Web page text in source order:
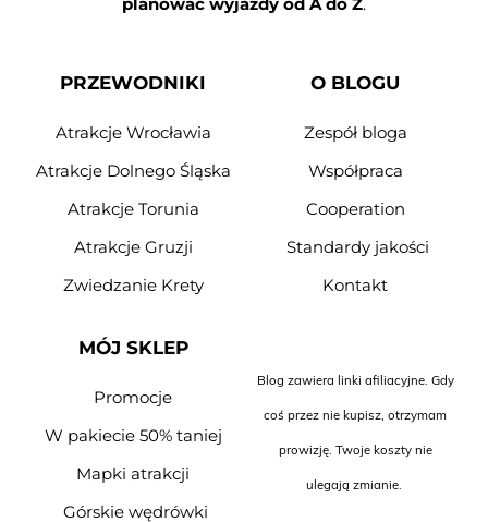
PRZEWODNIKI
Atrakcje Wrocławia
Atrakcje Dolnego Śląska
Atrakcje Torunia
Atrakcje Gruzji
Zwiedzanie Krety
O BLOGU
Zespół bloga
Współpraca
Cooperation
Standardy jakości
Kontakt
MÓJ SKLEP
Promocje
W pakiecie 50% taniej
Mapki atrakcji
Górskie wędrówki
Blog zawiera linki afiliacyjne. Gdy
coś przez nie kupisz, otrzymam
prowizję. Twoje koszty nie
ulegają zmianie.